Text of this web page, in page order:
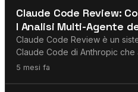
Agenti AI
Claude Code Review:
l Analisi Multi-Agente
Claude Code Review è un
Claude Code di Anthropic che
ogni pull request usando
5 mesi fa